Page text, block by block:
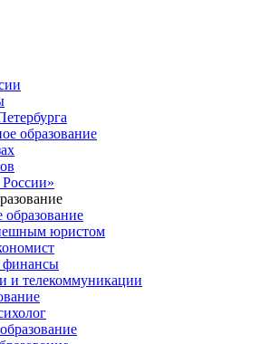
образование
юристом
финансы
и телекоммуникации